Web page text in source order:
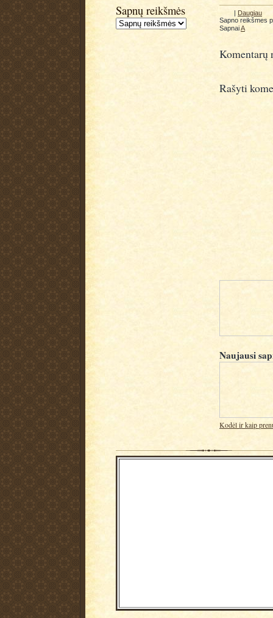
Sapnų reikšmės | Daugiau
Sapno reikšmes
SapnaiA
Komentarų
Rašyti
Naujausi
Kodėl ir kaip